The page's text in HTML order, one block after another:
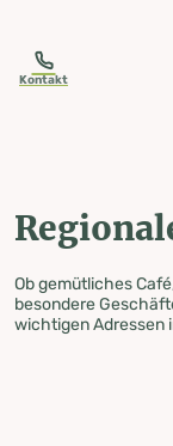
Kontakt
Ob gemütliches
besondere
wichtigen Adressen